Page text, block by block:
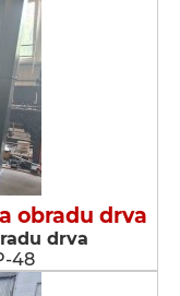
obradu drva
drva
48